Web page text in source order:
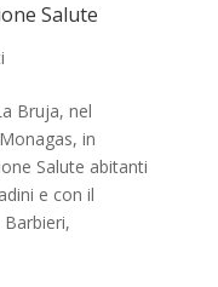
Salute
Bruja, nel
in
Salute abitanti
e con il